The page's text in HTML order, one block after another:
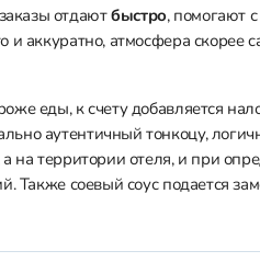
отдаютбыстро, помогают
аккуратно, атмосфера скорее
еды, к счету добавляется
аутентичный тонкоцу,
на территории отеля, и при
Также соевый соус подается